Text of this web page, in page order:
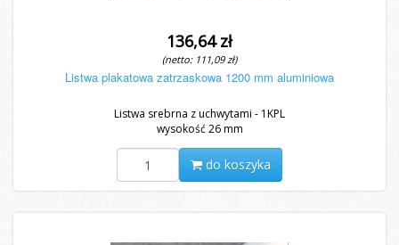
136,64 zł
(netto: 111,09 zł)
Listwa plakatowa zatrzaskowa 1200 mm aluminiowa
Listwa srebrna z uchwytami - 1KPL
wysokość 26 mm
do koszyka